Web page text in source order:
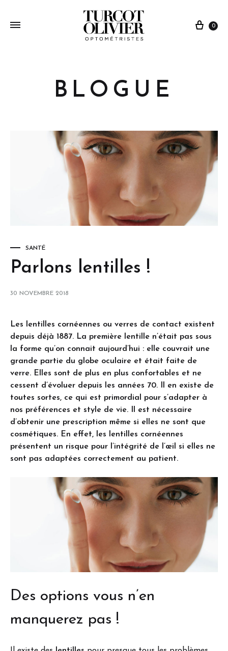
0
BLOGUE
SANTÉ
Parlons lentilles !
30 NOVEMBRE 2018
Les lentilles cornéennes ou verres de contact existent
depuis déjà 1887. La première lentille n’était pas sous
la forme qu’on connait aujourd’hui : elle couvrait une
grande partie du globe oculaire et était faite de
verre. Elles sont de plus en plus confortables et ne
cessent d’évoluer depuis les années 70. Il en existe de
toutes sortes, ce qui est primordial pour s’adapter à
nos préférences et style de vie. Il est nécessaire
d’obtenir une prescription même si elles ne sont que
cosmétiques. En effet, les lentilles cornéennes
présentent un risque pour l’intégrité de l’œil si elles ne
sont pas adaptées correctement au patient.
Des options vous n’en
manquerez pas !